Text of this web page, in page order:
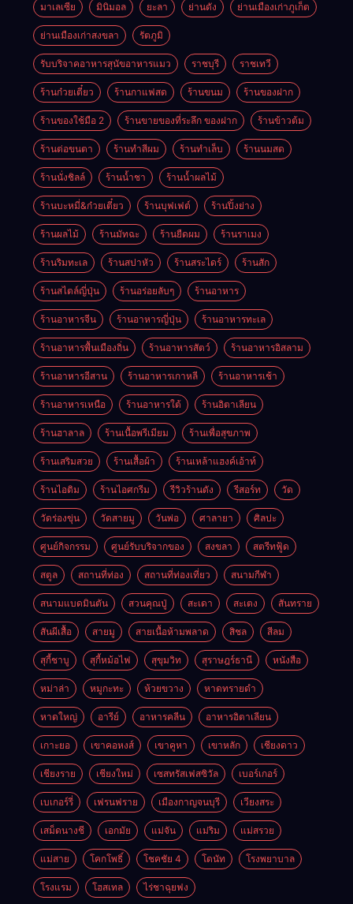
มาเลเซีย มินิมอล ยะลา ย่านดัง ย่านเมืองเก่าภูเก็ต
ย่านเมืองเก่าสงขลา รัตภูมิ
รับบริจาคอาหารสุนัขอาหารแมว ราชบุรี ราชเทวี
ร้านก๋วยเตี๋ยว ร้านกาแฟสด ร้านขนม ร้านของฝาก
ร้านของใช้มือ 2 ร้านขายของที่ระลึก ของฝาก ร้านข้าวต้ม
ร้านต่อขนตา ร้านทำสีผม ร้านทำเล็บ ร้านนมสด
ร้านนั่งชิลล์ ร้านน้ำชา ร้านน้ำผลไม้
ร้านบะหมี่&ก๋วยเตี๋ยว ร้านบุฟเฟต์ ร้านปิ้งย่าง
ร้านผลไม้ ร้านมัทฉะ ร้านยืดผม ร้านราเมง
ร้านริมทะเล ร้านสปาหัว ร้านสระไดร์ ร้านสัก
ร้านสไตล์ญี่ปุ่น ร้านอร่อยลับๆ ร้านอาหาร
ร้านอาหารจีน ร้านอาหารญี่ปุ่น ร้านอาหารทะเล
ร้านอาหารพื้นเมืองถิ่น ร้านอาหารสัตว์ ร้านอาหารอิสลาม
ร้านอาหารอีสาน ร้านอาหารเกาหลี ร้านอาหารเช้า
ร้านอาหารเหนือ ร้านอาหารใต้ ร้านอิตาเลียน
ร้านฮาลาล ร้านเนื้อพรีเมียม ร้านเพื่อสุขภาพ
ร้านเสริมสวย ร้านเสื้อผ้า ร้านเหล้าแฮงค์เอ้าท์
ร้านไอติม ร้านไอศกรีม รีวิวร้านดัง รีสอร์ท วัด
วัดร่องขุ่น วัดสายมู วันพ่อ ศาลายา ศิลปะ
ศูนย์กิจกรรม ศูนย์รับบริจากของ สงขลา สตรีทฟู้ด
สตูล สถานที่ท่อง สถานที่ท่องเที่ยว สนามกีฬา
สนามแบดมินตัน สวนคุณปู่ สะเดา สะเตง สันทราย
สันผีเสื้อ สายมู สายเนื้อห้ามพลาด สิชล สีลม
สุกี้ชาบู สุกี้หม้อไฟ สุขุมวิท สุราษฎร์ธานี หนังสือ
หม่าล่า หมูกะทะ ห้วยขวาง หาดทรายดำ
หาดใหญ่ อารีย์ อาหารคลีน อาหารอิตาเลียน
เกาะยอ เขาคอหงส์ เขาคูหา เขาหลัก เชียงดาว
เชียงราย เชียงใหม่ เซสทรัสเฟสซิวัล เบอร์เกอร์
เบเกอร์รี่ เฟรนฟราย เมืองกาญจนบุรี เวียงสระ
เสม็ดนางชี เอกมัย แม่จัน แม่ริม แม่สรวย
แม่สาย โคกโพธิ์ โชคชัย 4 โดนัท โรงพยาบาล
โรงแรม โฮสเทล ไร่ชาฉุยฟง